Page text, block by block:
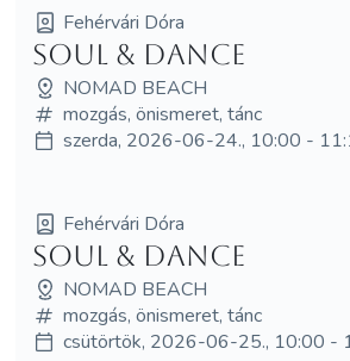
Fehérvári Dóra
Soul & Dance
NOMAD BEACH
mozgás, önismeret, tánc
szerda, 2026-06-24., 10:00 -
Fehérvári Dóra
Soul & Dance
NOMAD BEACH
mozgás, önismeret, tánc
csütörtök, 2026-06-25., 10:00 -